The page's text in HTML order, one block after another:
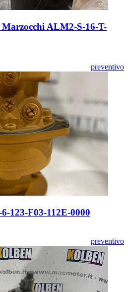
ALM2-S-16-T-
preventivo
123-F03-112E-0000
preventivo